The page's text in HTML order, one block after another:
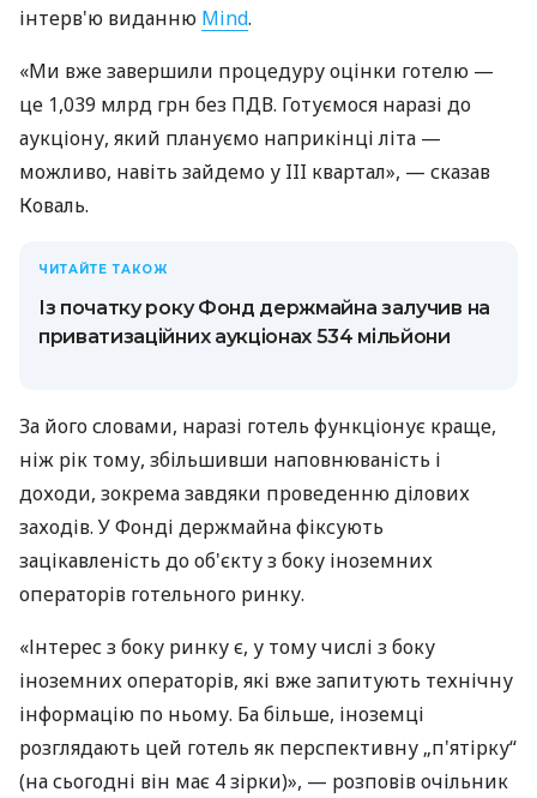
інтерв'ю виданню Mind.
«Ми вже завершили процедуру оцінки готелю —
це 1,039 млрд грн без ПДВ. Готуємося наразі до
аукціону, який плануємо наприкінці літа —
можливо, навіть зайдемо у III квартал», — сказав
Коваль.
ЧИТАЙТЕ ТАКОЖ
Із початку року Фонд держмайна залучив на
приватизаційних аукціонах 534 мільйони
За його словами, наразі готель функціонує краще,
ніж рік тому, збільшивши наповнюваність і
доходи, зокрема завдяки проведенню ділових
заходів. У Фонді держмайна фіксують
зацікавленість до об'єкту з боку іноземних
операторів готельного ринку.
«Інтерес з боку ринку є, у тому числі з боку
іноземних операторів, які вже запитують технічну
інформацію по ньому. Ба більше, іноземці
розглядають цей готель як перспективну „п'ятірку“
(на сьогодні він має 4 зірки)», — розповів очільник